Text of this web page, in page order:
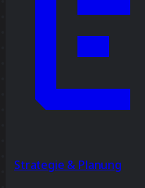
Strategie & Planung